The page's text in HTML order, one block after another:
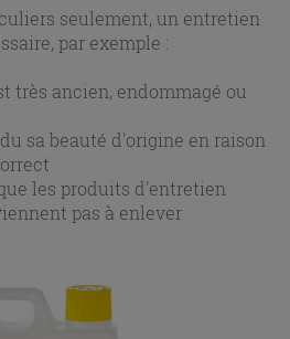
seulement, un entretien
par exemple :
très ancien, endommagé ou
sa beauté d'origine en raison
les produits d'entretien
pas à enlever